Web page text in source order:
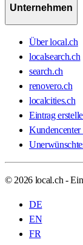
Unternehmen
Über local.ch
localsearch.ch
search.ch
renovero.ch
localcities.ch
Eintrag
Kundencenter
© 2026 local.ch -
DE
EN
FR